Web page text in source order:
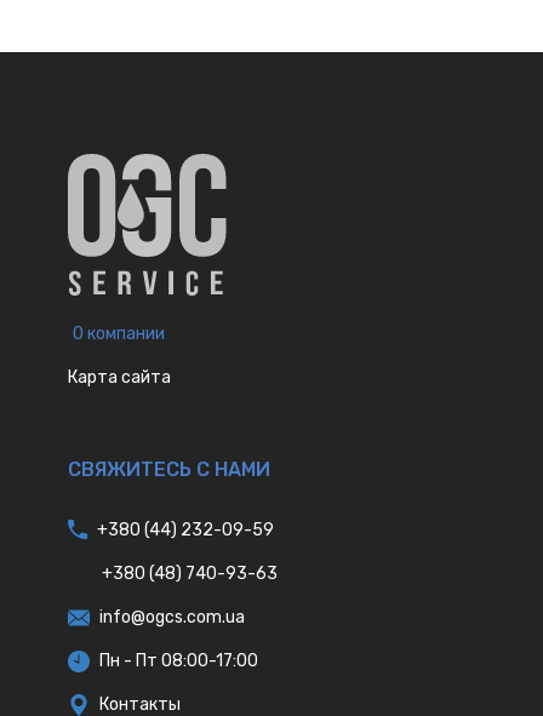
О компании
Карта сайта
СВЯЖИТЕСЬ С НАМИ
+380 (44) 232-09-59
+380 (48) 740-93-63
info@ogcs.com.ua
Пн - Пт 08:00-17:00
Контакты